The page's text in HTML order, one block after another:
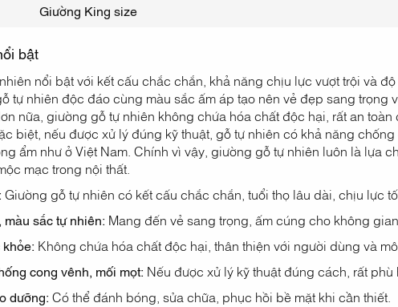
Giường King size
bật
nổi bật với kết cấu chắc chắn, khả năng chịu lực vượt trội và
tự nhiên độc đáo cùng màu sắc ấm áp tạo nên vẻ đẹp sang trọng
nữa, giường gỗ tự nhiên không chứa hóa chất độc hại, rất an
biệt, nếu được xử lý đúng kỹ thuật, gỗ tự nhiên có khả năng
ẩm như ở Việt Nam. Chính vì vậy, giường gỗ tự nhiên luôn là lựa
mạc trong nội thất.
Giường gỗ tự nhiên có kết cấu chắc chắn, tuổi thọ lâu dài, chịu lực
sắc tự nhiên: Mang đến vẻ sang trọng, ấm cúng cho không
Không chứa hóa chất độc hại, thân thiện với người dùng và
cong vênh, mối mọt: Nếu được xử lý kỹ thuật đúng cách, rất
dưỡng: Có thể đánh bóng, sửa chữa, phục hồi bề mặt khi cần thiết.